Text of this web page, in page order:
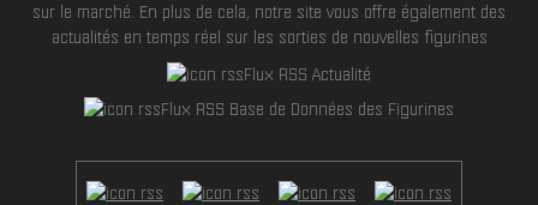
sur le marché. En plus de cela, notre site vous offre également des
actualités en temps réel sur les sorties de nouvelles figurines
Flux RSS Actualité
Flux RSS Base de Données des Figurines